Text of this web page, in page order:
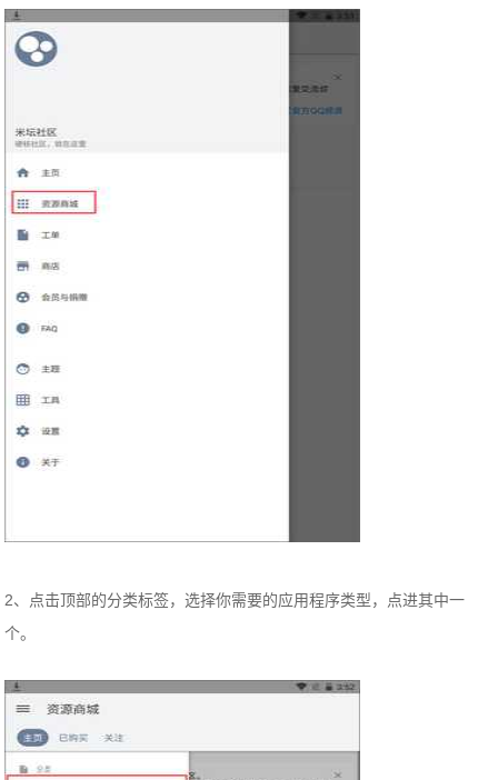
2、点击顶部的分类标签，选择你需要的应用程序类型，点进其中一
个。